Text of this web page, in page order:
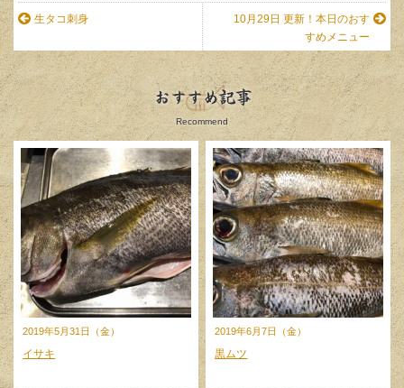
生タコ刺身
10月29日 更新！本日のおす
すめメニュー
おすすめ記事
Recommend
2019年5月31日（金）
イサキ
2019年6月7日（金）
黒ムツ